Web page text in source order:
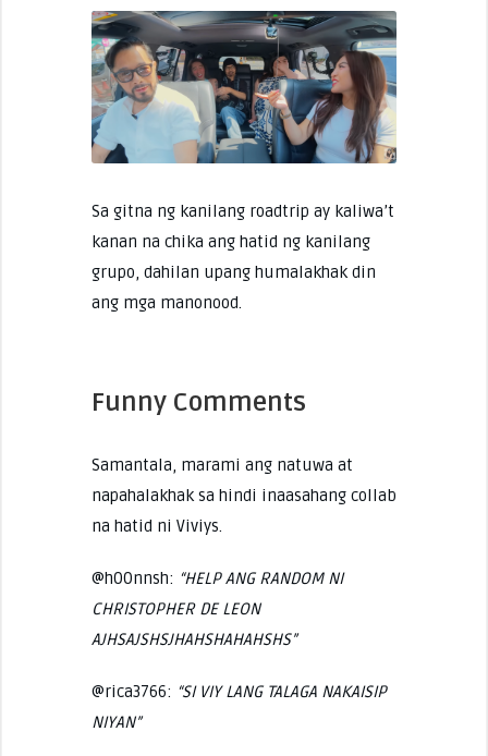
Sa gitna ng kanilang roadtrip ay kaliwa’t
kanan na chika ang hatid ng kanilang
grupo, dahilan upang humalakhak din
ang mga manonood.
Funny Comments
Samantala, marami ang natuwa at
napahalakhak sa hindi inaasahang collab
na hatid ni Viviys.
@h00nnsh: “HELP ANG RANDOM NI
CHRISTOPHER DE LEON
AJHSAJSHSJHAHSHAHAHSHS”
@rica3766: “SI VIY LANG TALAGA NAKAISIP
NIYAN”